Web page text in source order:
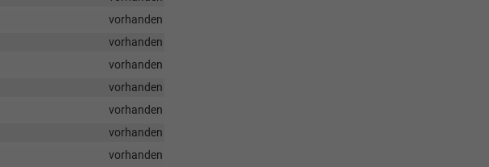
vorhanden
vorhanden
vorhanden
vorhanden
vorhanden
vorhanden
vorhanden